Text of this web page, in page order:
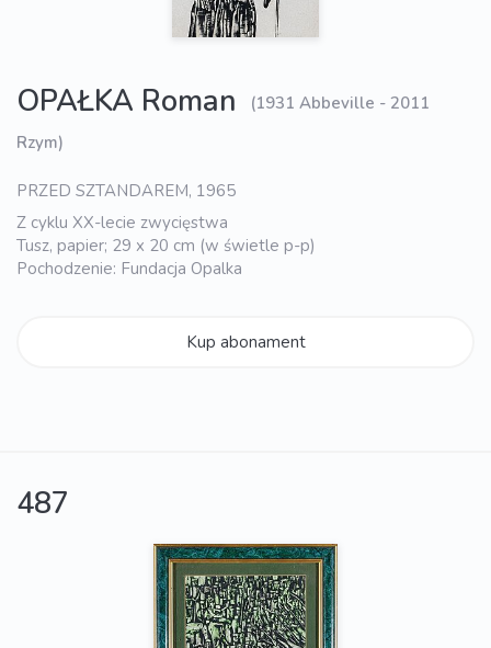
OPAŁKA Roman
(1931 Abbeville - 2011
Rzym)
PRZED SZTANDAREM, 1965
Z cyklu XX-lecie zwycięstwa
Tusz, papier; 29 x 20 cm (w świetle p-p)
Pochodzenie: Fundacja Opalka
Kup abonament
487